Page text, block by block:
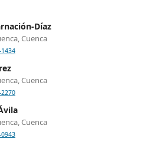
Díaz
Cuenca
Cuenca
Cuenca